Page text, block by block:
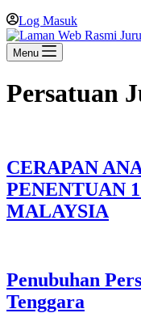
Log Masuk
Menu
Persatuan
CERAPAN
PENENTUAN
MALAYSIA
Penubuhan
Tenggara